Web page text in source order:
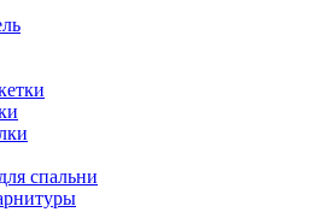
спальни